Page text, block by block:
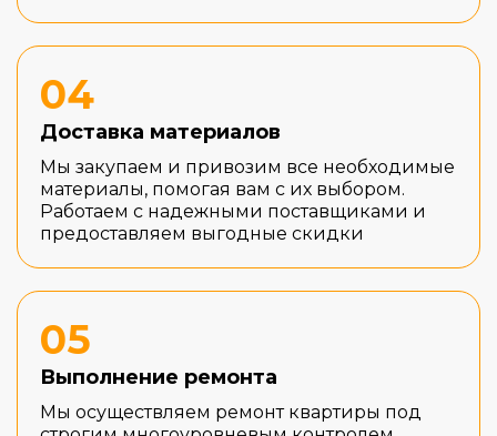
04
Доставка материалов
Мы закупаем и привозим все необходимые
материалы, помогая вам с их выбором.
Работаем с надежными поставщиками и
предоставляем выгодные скидки
05
Выполнение ремонта
Мы осуществляем ремонт квартиры под